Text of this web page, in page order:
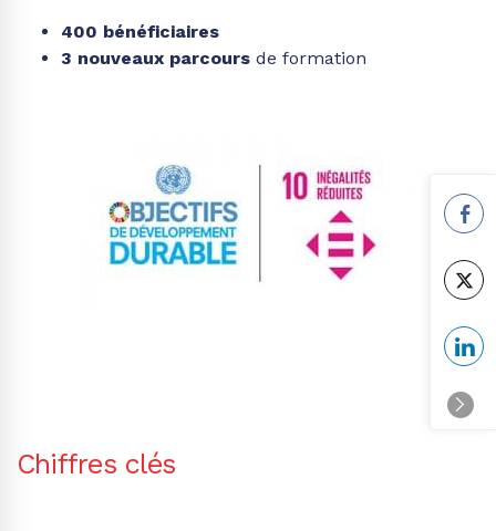
400 bénéficiaires
3 nouveaux parcours de formation
Chiffres clés